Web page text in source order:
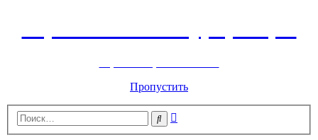
Пропустить
Поиск